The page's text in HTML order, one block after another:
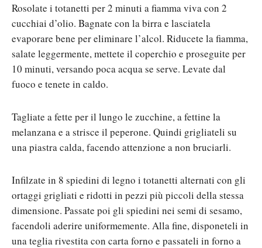
Rosolate i totanetti per 2 minuti a fiamma viva con 2
cucchiai d’olio. Bagnate con la birra e lasciatela
evaporare bene per eliminare l’alcol. Riducete la fiamma,
salate leggermente, mettete il coperchio e proseguite per
10 minuti, versando poca acqua se serve. Levate dal
fuoco e tenete in caldo.
Tagliate a fette per il lungo le zucchine, a fettine la
melanzana e a strisce il peperone. Quindi grigliateli su
una piastra calda, facendo attenzione a non bruciarli.
Infilzate in 8 spiedini di legno i totanetti alternati con gli
ortaggi grigliati e ridotti in pezzi più piccoli della stessa
dimensione. Passate poi gli spiedini nei semi di sesamo,
facendoli aderire uniformemente. Alla fine, disponeteli in
una teglia rivestita con carta forno e passateli in forno a